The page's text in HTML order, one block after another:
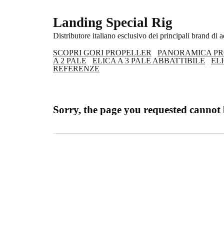
Landing Special Rig
Distributore italiano esclusivo dei principali brand di
SCOPRI GORI PROPELLER
PANORAMICA
A 2 PALE
ELICA A 3 PALE ABBATTIBILE
REFERENZE
Sorry, the page you requested